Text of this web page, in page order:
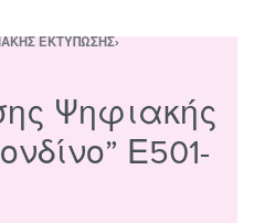
ΕΚΤΎΠΩΣΗΣ›
Ψηφιακής
Ε501-